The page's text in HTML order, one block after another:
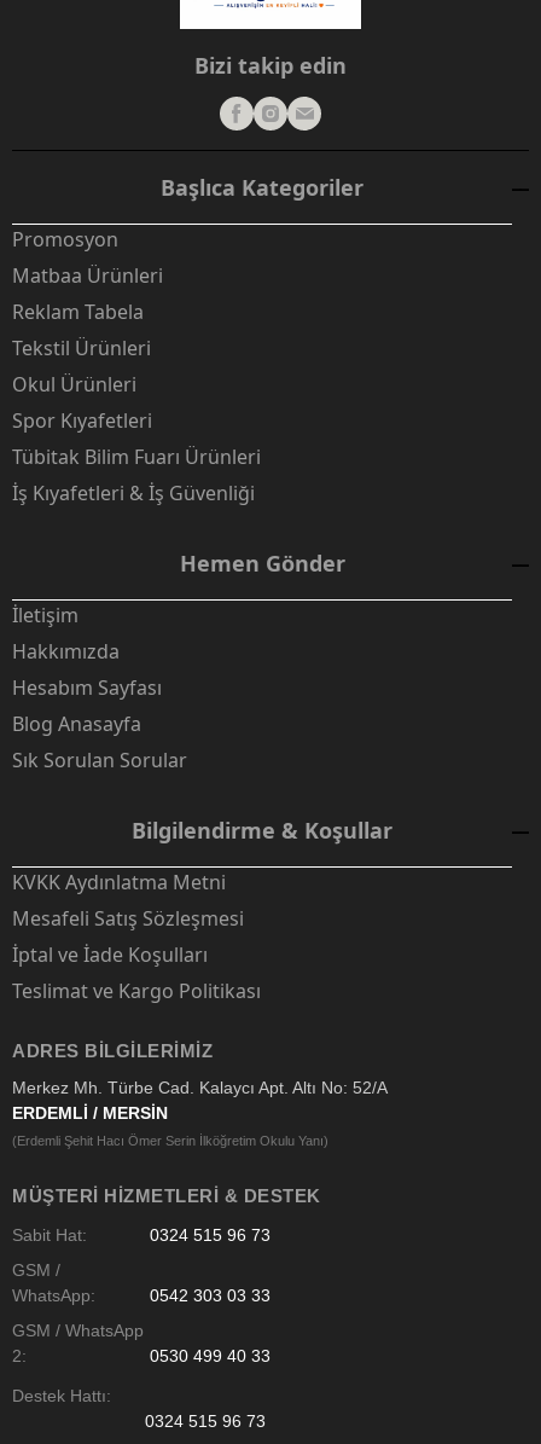
Bizi takip edin
Başlıca Kategoriler
Promosyon
Matbaa Ürünleri
Reklam Tabela
Tekstil Ürünleri
Okul Ürünleri
Spor Kıyafetleri
Tübitak Bilim Fuarı Ürünleri
İş Kıyafetleri & İş Güvenliği
Hemen Gönder
İletişim
Hakkımızda
Hesabım Sayfası
Blog Anasayfa
Sık Sorulan Sorular
Bilgilendirme & Koşullar
KVKK Aydınlatma Metni
Mesafeli Satış Sözleşmesi
İptal ve İade Koşulları
Teslimat ve Kargo Politikası
ADRES BILGILERIMIZ
Merkez Mh. Türbe Cad. Kalaycı Apt. Altı No: 52/A
ERDEMLİ / MERSİN
(Erdemli Şehit Hacı Ömer Serin İlköğretim Okulu Yanı)
MÜŞTERI HIZMETLERI & DESTEK
Sabit Hat:
0324 515 96 73
GSM /
WhatsApp:
0542 303 03 33
GSM / WhatsApp
2:
0530 499 40 33
Destek Hattı:
0324 515 96 73